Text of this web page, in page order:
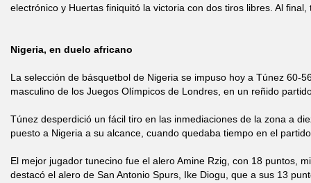
electrónico y Huertas finiquitó la victoria con dos tiros libres. Al
Nigeria, en duelo africano
La selección de básquetbol de Nigeria se impuso hoy a Túnez 60-
masculino de los Juegos Olímpicos de Londres, en un reñido
Túnez desperdició un fácil tiro en las inmediaciones de la zona a
puesto a Nigeria a su alcance, cuando quedaba tiempo en el
El mejor jugador tunecino fue el alero Amine Rzig, con 18 puntos,
destacó el alero de San Antonio Spurs, Ike Diogu, que a sus 13